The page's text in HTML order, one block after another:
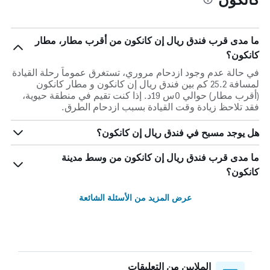
ما مدى قرب فندق ريال إن كانكون من أقرب مطار، مطار
كانكون؟
في حالة عدم وجود ازدحام مروري، تستغرق عموماً رحلة القيادة
لمسافة 25.2 كم بين فندق ريال إن كانكون و مطار كانكون
(أقرب مطار) حوالي 0س 19د. إذا كنت تقيم في منطقة حيوية،
فقد تلاحظ زيادة وقت القيادة بسبب ازدحام الطرق.
هل يوجد مسبح في فندق ريال إن كانكون؟
ما مدى قرب فندق ريال إن كانكون من وسط مدينة
كانكون؟
عرض المزيد من الأسئلة الشائعة
الملايين من التعليقات